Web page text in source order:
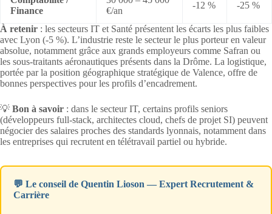
Finance
€/an
-12 % -25 %
À retenir : les secteurs IT et Santé présentent les écarts les plus faibles
avec Lyon (-5 %). L’industrie reste le secteur le plus porteur en valeur
absolue, notamment grâce aux grands employeurs comme Safran ou
les sous-traitants aéronautiques présents dans la Drôme. La logistique,
portée par la position géographique stratégique de Valence, offre de
bonnes perspectives pour les profils d’encadrement.
💡 Bon à savoir : dans le secteur IT, certains profils seniors
(développeurs full-stack, architectes cloud, chefs de projet SI) peuvent
négocier des salaires proches des standards lyonnais, notamment dans
les entreprises qui recrutent en télétravail partiel ou hybride.
💬 Le conseil de Quentin Lioson — Expert Recrutement &
Carrière